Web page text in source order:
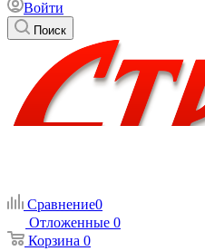
Войти
Поиск
Сравнение0
Отложенные 0
Корзина 0